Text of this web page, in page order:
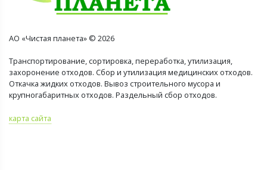
АО «Чистая планета» © 2026
Транспортирование, сортировка, переработка, утилизация,
захоронение отходов. Сбор и утилизация медицинских отходов.
Откачка жидких отходов. Вывоз строительного мусора и
крупногабаритных отходов. Раздельный сбор отходов.
карта сайта